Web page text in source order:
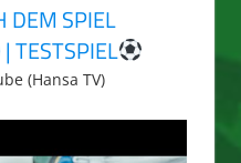
DEM SPIEL
TESTSPIEL
(Hansa TV)